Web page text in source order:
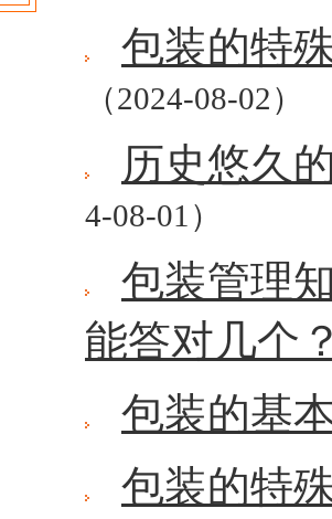
包装的特
（2024-08-02）
历史悠久
4-08-01）
包装管理
能答对几个
包装的基
包装的特